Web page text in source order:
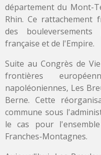
département du Mont-
Rhin. Ce rattachement
des
française et de l'Empire.
Suite au Congrès de
frontières
napoléoniennes, Les
Berne. Cette
commune sous
le cas pour
Franches-Montagnes.